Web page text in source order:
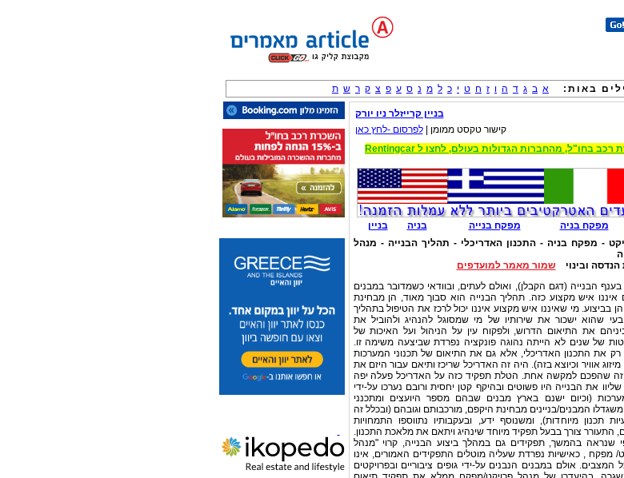
באות: א ב ג ד ה ו ז ח ט י כ ל מ נ ס ע פ צ ק ר ש ת
בניין קרייזלר ניו יורק
קישור טקסט ממומן |לפרסום -לחץ כאן
מפקח בניה מפקח בנייה בניה
בניין
- מפקח בניה - התכנון האדריכלי - תהליך הבנייה - מנהל
הנדסה ובינוישמור מאמר למועדפים
הבנייה (דגם הקבלן), ואולם לעתים, ובוודאי כשמדובר במבנים
איש מקצוע כזה. תהליך הבנייה הוא סבוך מאוד, הן מבחינת
בביצוע. מי שאיננו איש מקצוע איננו יכול לרכז את הטיפול בתהליך
שהוא ישכור את שירותיו של מי שמסוגל להנהיג ולהוביל את
את התיאום הדרוש, ולפקוח עין על הניהול ועל האיכות של
של שנים לא הייתה נהוגה פונקציה נפרדת שביצעה משימה זו.
רק את התכנון האדריכלי, אלא גם את התיאום של תכנוני המערכות
אוויר וכיוצא בזה). היה זה האדריכל שריכז ותיאם עבור היזם את
זה שהפכם למקשה אחת. הטלת תפקיד כזה על האדריכל פעלה יפה
את הבנייה היו פשוטים ובהיקף קטן יחסית ורובם נערכו על-ידי
(וכיום ישנם בארץ מבנים שבהם מספר היועצים ומתכנני
המבנים/בניינים מבחינת היקפם, מורכבותם וגובהם (ובכלל זה
תכנון מיוחדות), ומשנוסף ידע, ובעקבותיו נתווספו התמחויות
התעורר צורך בבעל תפקיד מיוחד שינהיג ויתאם את מלאכת התכנון.
שנראה בהמשך, תפקידים גם במהלך ביצוע הבנייה, קרוי "מנהל
מפקח , כאישיות נפרדת שעליה מוטלים התפקידים האמורים, אינו
אולם במבנים הנבנים על-ידי גופים ציבוריים ובפרויקטים